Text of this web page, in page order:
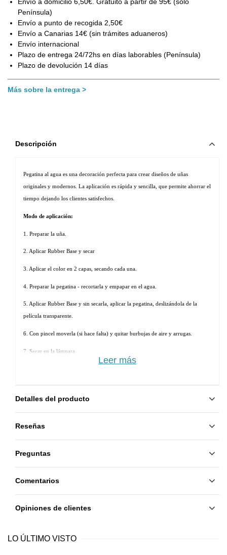
Península)
Envío a punto de recogida 2,50€
Envío a Canarias 14€ (sin trámites aduaneros)
Envío internacional
Plazo de entrega 24/72hs en días laborables (Península)
Plazo de devolución 14 días
Más sobre la entrega
Descripción
Pegatina al agua es una decoración perfecta para crear diseños de uñas
originales y modernos. La aplicación es rápida y sencilla, que permite ahorrar el
tiempo dejando los clientes satisfechos.
Modo de aplicación:
1. Preparar la uña.
2. Aplicar Rubber Base y secar
3. Aplicar el color en 2 capas, secando cada una.
4. Preparar la pegatina - recortarla y empapar en el agua.
5. Aplicar Rubber Base y sin secarla, aplicar la pegatina, deslizándola de la
película transparente.
6. Con pincel moverla (si hace falta) y quitar burbujas de aire y arrugas.
7. Secar en la lámpara.
Leer más
Detalles del producto
Reseñas
Preguntas
Comentarios
Opiniones de clientes
LO ÚLTIMO VISTO